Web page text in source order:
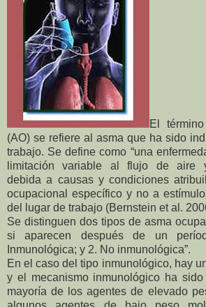
El
(AO) se refiere al asma que ha sido
trabajo. Se define como “una
limitación variable al flujo de aire
debida a causas y condiciones
ocupacional específico y no a
del lugar de trabajo (Bernstein et al.
Se distinguen dos tipos de asma
si aparecen después de un
Inmunológica; y 2. No inmunológica”.
En el caso del tipo inmunológico, hay
y el mecanismo inmunológico ha
mayoría de los agentes de elevado